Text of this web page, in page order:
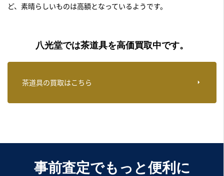
ど、素晴らしいものは高額となっているようです。
八光堂では茶道具を高価買取中です。
茶道具の買取はこちら
事前査定でもっと便利に